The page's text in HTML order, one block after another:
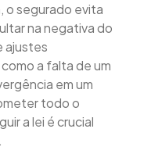
o segurado evita
na negativa do
ajustes
a falta de um
em um
todo o
a lei é crucial